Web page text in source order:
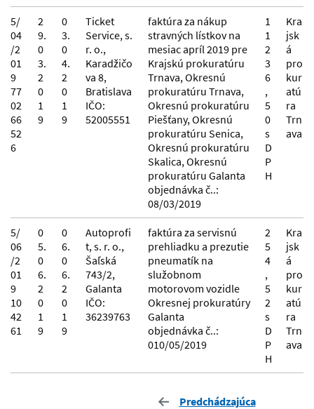
5/
04
/2
01
9
77
02
66
52
6
2
9.
0
3.
2
0
1
9
0
3.
0
4.
2
0
1
9
Ticket
Service, s.
r. o.,
Karadžičo
va 8,
Bratislava
IČO:
52005551
faktúra za nákup
stravných lístkov na
mesiac apríl 2019 pre
Krajskú prokuratúru
Trnava, Okresnú
prokuratúru Trnava,
Okresnú prokuratúru
Piešťany, Okresnú
prokuratúru Senica,
Okresnú prokuratúru
Skalica, Okresnú
prokuratúru Galanta
objednávka č..:
08/03/2019
1
1
2
3
6
,
5
0
s
D
P
H
Kra
jsk
á
pro
kur
atú
ra
Trn
ava
5/
06
/2
01
9
10
42
61
0
5.
0
6.
2
0
1
9
0
6.
0
6.
2
0
1
9
Autoprofi
t, s. r. o.,
Šaľská
743/2,
Galanta
IČO:
36239763
faktúra za servisnú
prehliadku a prezutie
pneumatík na
služobnom
motorovom vozidle
Okresnej prokuratúry
Galanta
objednávka č..:
010/05/2019
2
5
4
,
5
2
s
D
P
H
Kra
jsk
á
pro
kur
atú
ra
Trn
ava
Predchádzajúca